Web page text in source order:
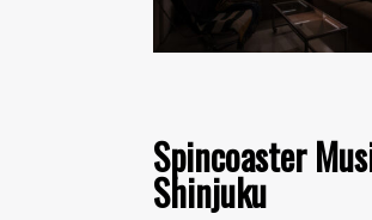
Spincoaster
Shinjuku